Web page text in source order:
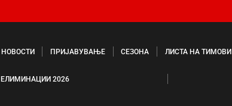
НОВОСТИ ПРИЈАВУВАЊЕ СЕЗОНА ЛИСТА НА ТИМОВИ
ЕЛИМИНАЦИИ 2026